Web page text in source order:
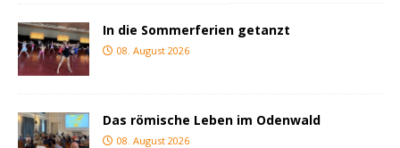
In die Sommerferien getanzt
08. August 2026
Das römische Leben im Odenwald
08. August 2026